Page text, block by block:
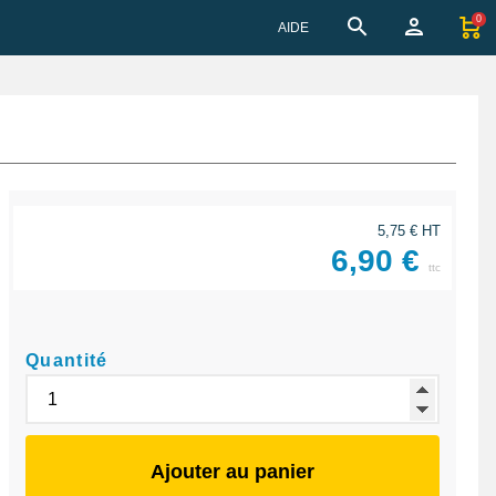
AIDE
0
5,75 € HT
6,90 € ttc
Quantité
Ajouter au panier